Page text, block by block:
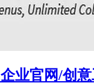
业官网/创